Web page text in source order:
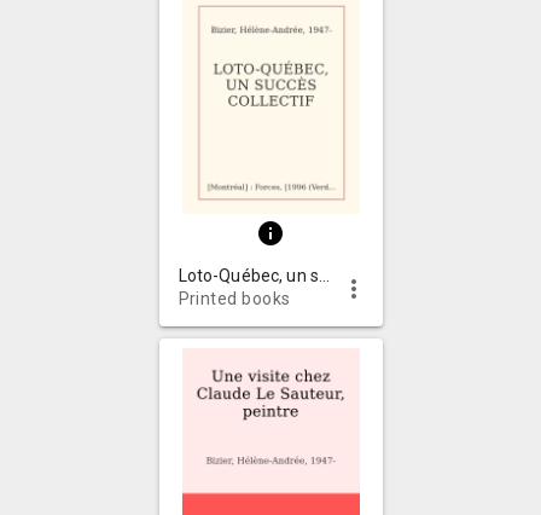
info
Printed books
more_vert